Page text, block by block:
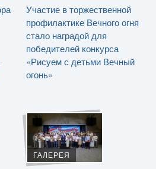
Участие в торжественной
профилактике Вечного огня
стало наградой для
победителей конкурса
«Рисуем с детьми Вечный
огонь»
ГАЛЕРЕЯ